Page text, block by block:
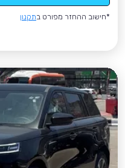
*חישוב ההחזר מפורט בתקנון